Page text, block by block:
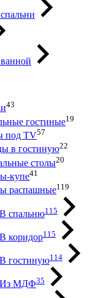
43
гостиные19
под ТV57
в гостиную22
столы20
купе41
распашные119
В спальню115
В коридор115
В гостиную114
Из МДФ35